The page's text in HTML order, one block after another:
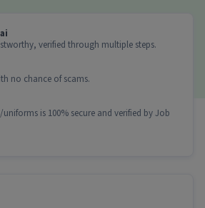
electric.
డ్రైవర్ job for candidates with 0 - 6
ఉన్న అభ్యర్థులు ఈ job కు
verified through multiple steps.
no chance of scams.
is 100% secure and verified by Job